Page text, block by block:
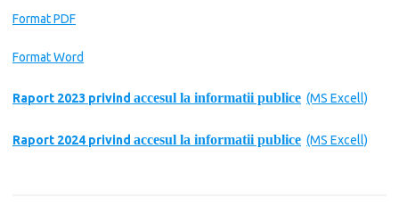
Format PDF
Format Word
Raport 2023 privind accesul la informatii publice (MS Excell)
Raport 2024 privind accesul la informatii publice (MS Excell)